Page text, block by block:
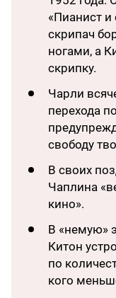
«Пианист
скрипач
ногами, а
скрипку.
Чарли
перехода
свободу
В своих
Чаплина
кино».
В «немую»
Китон
по
кого